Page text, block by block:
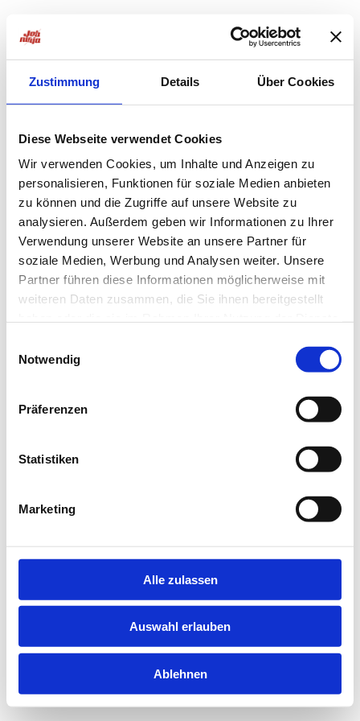
Zustimmung Details Über Cookies
Diese Webseite verwendet Cookies
Wir verwenden Cookies, um Inhalte und Anzeigen zu
personalisieren, Funktionen für soziale Medien anbieten
zu können und die Zugriffe auf unsere Website zu
analysieren. Außerdem geben wir Informationen zu Ihrer
Verwendung unserer Website an unsere Partner für
soziale Medien, Werbung und Analysen weiter. Unsere
Partner führen diese Informationen möglicherweise mit
weiteren Daten zusammen, die Sie ihnen bereitgestellt
Notwendig
Präferenzen
Statistiken
Marketing
Alle zulassen
Auswahl erlauben
Ablehnen
loadingjobninja.com
for more